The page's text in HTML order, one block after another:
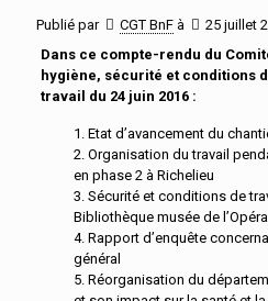
Publié par CGT BnF à
25 juillet
Dans ce compte-rendu du
hygiène, sécurité et conditions
travail du 24 juin 2016 :
1. Etat d’avancement du
2. Organisation du travail
en phase 2 à Richelieu
3. Sécurité et conditions de
Bibliothèque musée de l’Opéra
4. Rapport d’enquête
général
5. Réorganisation du